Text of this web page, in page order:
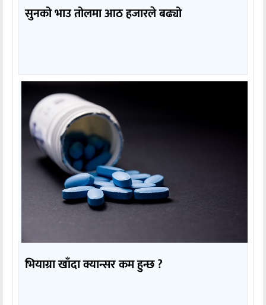
सुनको भाउ तोलमा आठ हजारले बढ्यो
भियाग्रा खाँदा क्यान्सर कम हुन्छ ?